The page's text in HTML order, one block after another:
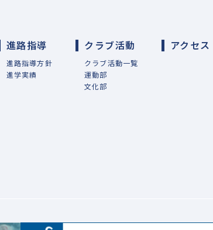
進路指導
進路指導方針
進学実績
クラブ活動
クラブ活動一覧
運動部
文化部
アクセス